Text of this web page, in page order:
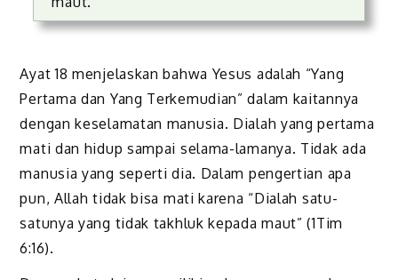
Ayat 18 menjelaskan bahwa Yesus adalah “Yang
Pertama dan Yang Terkemudian” dalam kaitannya
dengan keselamatan manusia. Dialah yang pertama
mati dan hidup sampai selama-lamanya. Tidak ada
manusia yang seperti dia. Dalam pengertian apa
pun, Allah tidak bisa mati karena “Dialah satu-
satunya yang tidak takhluk kepada maut” (1Tim
6:16).